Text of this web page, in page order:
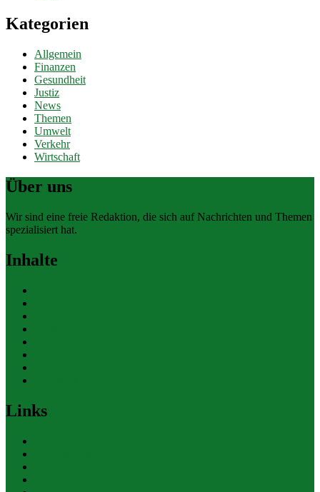
Kategorien
Allgemein
Finanzen
Gesundheit
Justiz
News
Themen
Umwelt
Verkehr
Wirtschaft
Über uns
Wir sind eine freie Redaktion, die sich auf Nachrichten und Themen
spezialisiert hat.
Inhalte
Links